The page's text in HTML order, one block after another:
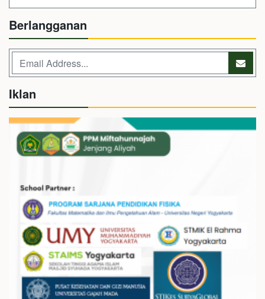
Berlangganan
Iklan